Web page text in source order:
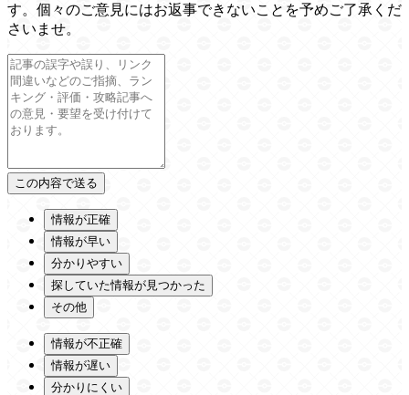
す。個々のご意見にはお返事できないことを予めご了承くだ
さいませ。
情報が正確
情報が早い
分かりやすい
探していた情報が見つかった
その他
情報が不正確
情報が遅い
分かりにくい